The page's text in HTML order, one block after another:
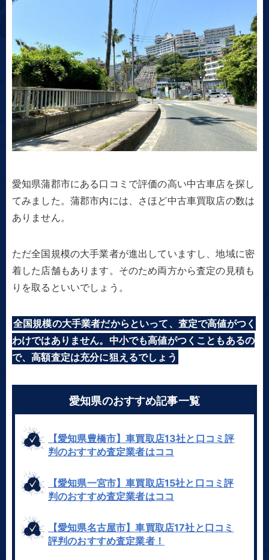
愛知県蒲郡市にある口コミで評価の高い中古車店を探し
てみました。蒲郡市内には、さほど中古車買取店の数は
ありません。
ただ全国規模の大手業者が進出していますし、地域に密
着した店舗もあります。そのため両方から査定の見積も
りを取るといいでしょう。
全国規模の大手業者だからといって、査定で高値がつく
わけではありません。中小でも高値がつくこともあるの
で、高額査定は充分に狙えるでしょう
愛知県のおすすめ記事一覧
【愛知県豊橋市】車買取店13社と口コミ評
判のおすすめ査定業者はココ
【愛知県一宮市】車買取店15社と口コミ評
判のおすすめ査定業者はココ
【愛知県名古屋市】車買取店17社と口コミ
評判のおすすめ査定業者！